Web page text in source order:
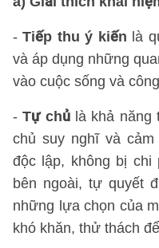
-Tiếp thu ý kiến là
và áp dụng những
vào cuộc sống và
-Tự chủlà khả năng
chủ suy nghĩ và
độc lập, không bị chi
bên ngoài, tự quyết
những lựa chọn của
khó khăn, thử thách